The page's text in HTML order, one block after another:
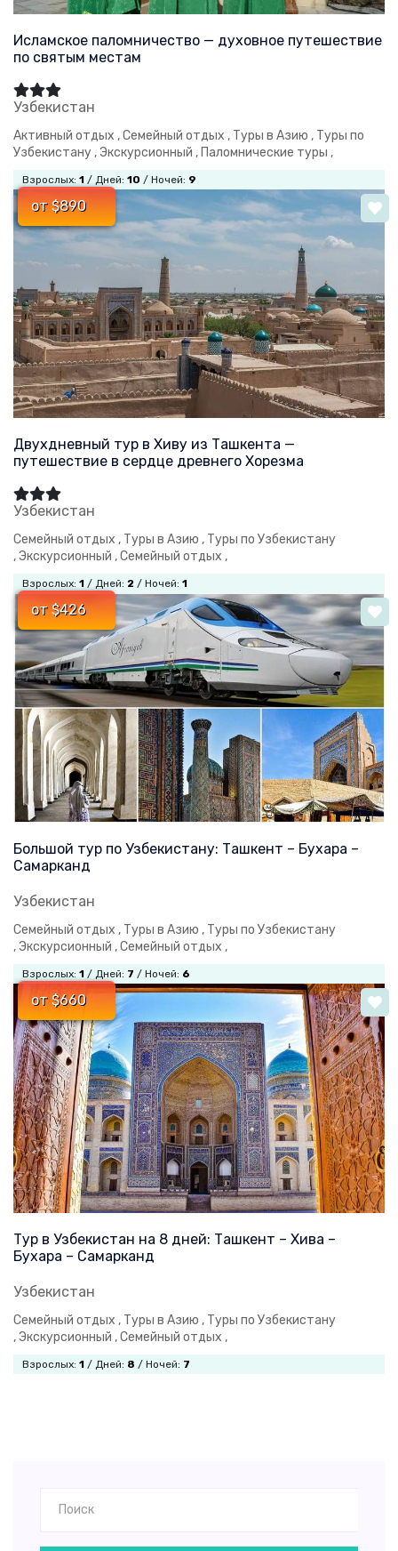
Исламское паломничество — духовное путешествие
по святым местам
Узбекистан
Активный отдых ,Семейный отдых , Туры в Азию , Туры по
Узбекистану ,Экскурсионный , Паломнические туры ,
Взрослых: 1 / Дней: 10 / Ночей: 9
от $890
Двухдневный тур в Хиву из Ташкента —
путешествие в сердце древнего Хорезма
Узбекистан
Семейный отдых , Туры в Азию , Туры по Узбекистану
,Экскурсионный ,Семейный отдых ,
Взрослых: 1 / Дней: 2 / Ночей: 1
от $426
Большой тур по Узбекистану: Ташкент – Бухара –
Самарканд
Узбекистан
Семейный отдых , Туры в Азию , Туры по Узбекистану
,Экскурсионный ,Семейный отдых ,
Взрослых: 1 / Дней: 7 / Ночей: 6
от $660
Тур в Узбекистан на 8 дней: Ташкент – Хива –
Бухара – Самарканд
Узбекистан
Семейный отдых , Туры в Азию , Туры по Узбекистану
,Экскурсионный ,Семейный отдых ,
Взрослых: 1 / Дней: 8 / Ночей: 7